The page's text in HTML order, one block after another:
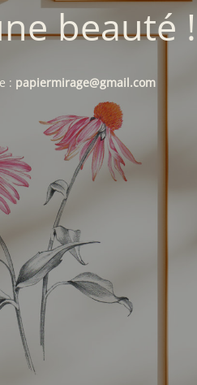
beauté !
: papiermirage@gmail.com